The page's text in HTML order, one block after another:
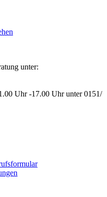
unter:
Uhr -17.00 Uhr unter 0151/